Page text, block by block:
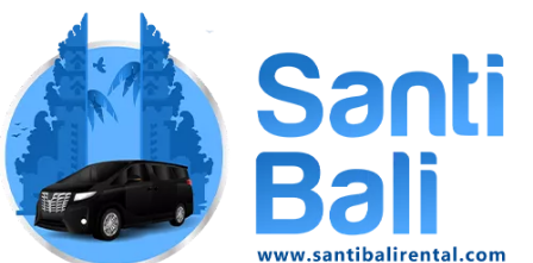
content